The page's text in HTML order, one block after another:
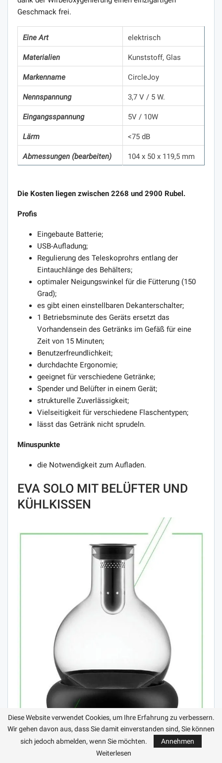
Geschmack frei.
Eine Art elektrisch
Materialien Kunststoff, Glas
Markenname CircleJoy
Nennspannung 3,7 V / 5 W.
Eingangsspannung 5V / 10W
Lärm <75 dB
Abmessungen (bearbeiten) 104 x 50 x 119,5 mm
Die Kosten liegen zwischen 2268 und 2900 Rubel.
Profis
Eingebaute Batterie;
USB-Aufladung;
Regulierung des Teleskoprohrs entlang der
Eintauchlänge des Behälters;
optimaler Neigungswinkel für die Fütterung (150
Grad);
es gibt einen einstellbaren Dekanterschalter;
1 Betriebsminute des Geräts ersetzt das
Vorhandensein des Getränks im Gefäß für eine
Zeit von 15 Minuten;
Benutzerfreundlichkeit;
durchdachte Ergonomie;
geeignet für verschiedene Getränke;
Spender und Belüfter in einem Gerät;
strukturelle Zuverlässigkeit;
Vielseitigkeit für verschiedene Flaschentypen;
lässt das Getränk nicht sprudeln.
Minuspunkte
die Notwendigkeit zum Aufladen.
EVA SOLO MIT BELÜFTER UND
KÜHLKISSEN
Diese Website verwendet Cookies, um Ihre Erfahrung zu verbessern.
Wir gehen davon aus, dass Sie damit einverstanden sind, Sie können
sich jedoch abmelden, wenn Sie möchten.
Annehmen
Weiterlesen